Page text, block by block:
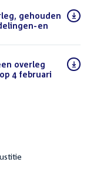
gehouden
en
overleg
4 februari